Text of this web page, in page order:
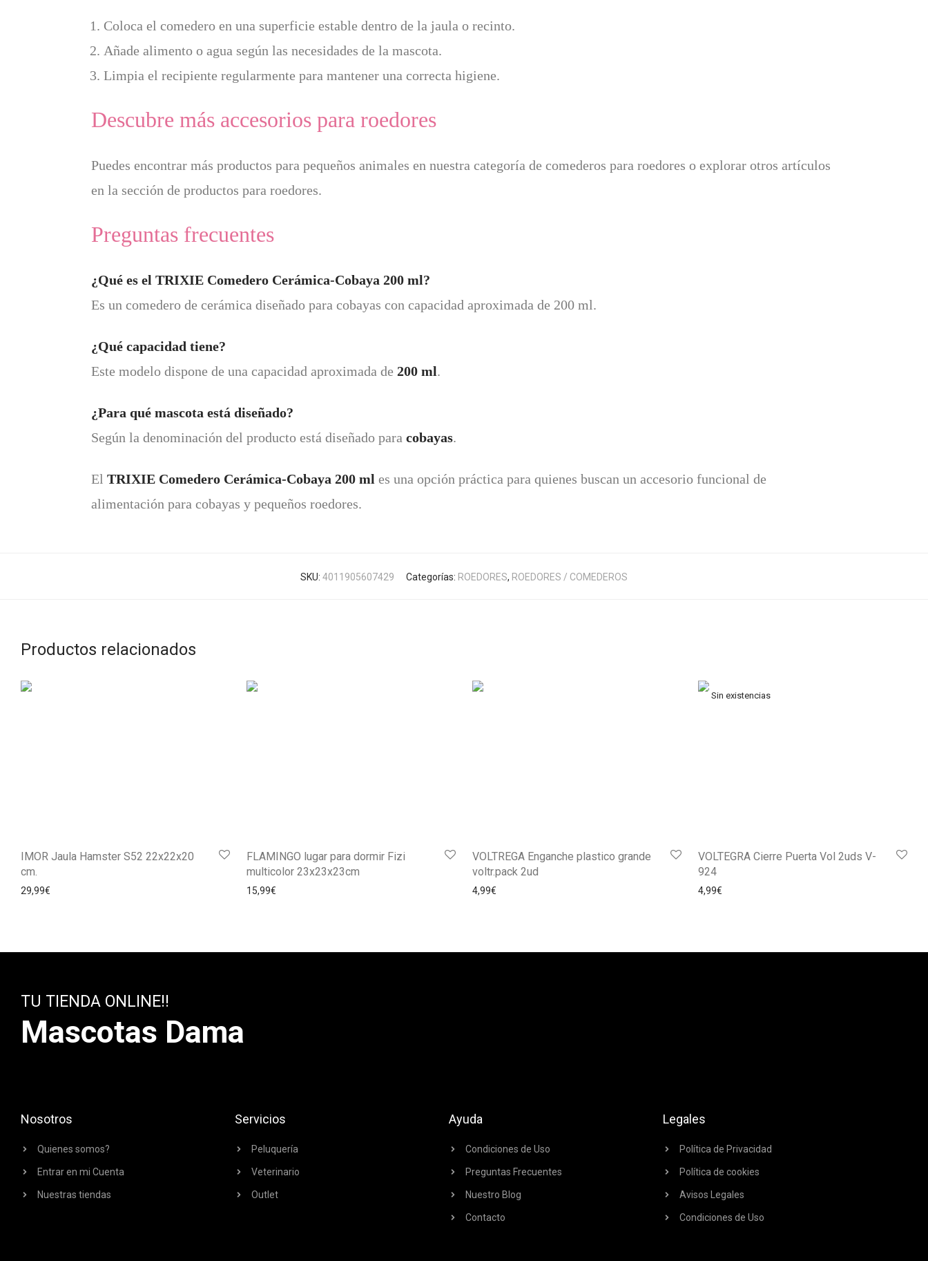
Coloca el comedero en una superficie estable dentro de la jaula o recinto.
Añade alimento o agua según las necesidades de la mascota.
Limpia el recipiente regularmente para mantener una correcta higiene.
Descubre más accesorios para roedores
Puedes encontrar más productos para pequeños animales en nuestra categoría de comederos para roedores o explorar otros artículos
en la sección de productos para roedores.
Preguntas frecuentes
¿Qué es el TRIXIE Comedero Cerámica-Cobaya 200 ml?
Es un comedero de cerámica diseñado para cobayas con capacidad aproximada de 200 ml.
¿Qué capacidad tiene?
Este modelo dispone de una capacidad aproximada de 200 ml.
¿Para qué mascota está diseñado?
Según la denominación del producto está diseñado para cobayas.
El TRIXIE Comedero Cerámica-Cobaya 200 ml es una opción práctica para quienes buscan un accesorio funcional de
alimentación para cobayas y pequeños roedores.
SKU: 4011905607429 Categorías: ROEDORES, ROEDORES / COMEDEROS
Productos relacionados
IMOR Jaula Hamster S52 22x22x20
cm.
29,99€
FLAMINGO lugar para dormir Fizi
multicolor 23x23x23cm
15,99€
VOLTREGA Enganche plastico grande
voltr.pack 2ud
4,99€
VOLTEGRA Cierre Puerta Vol 2uds V-
924
4,99€
TU TIENDA ONLINE!!
Mascotas Dama
Nosotros
Quienes somos?
Entrar en mi Cuenta
Nuestras tiendas
Servicios
Peluquería
Veterinario
Outlet
Ayuda
Condiciones de Uso
Preguntas Frecuentes
Nuestro Blog
Contacto
Legales
Política de Privacidad
Política de cookies
Avisos Legales
Condiciones de Uso